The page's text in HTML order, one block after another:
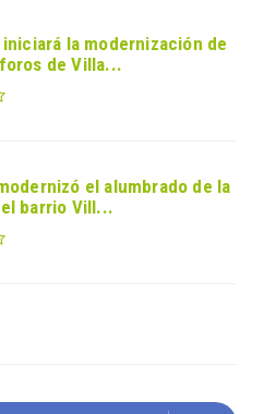
la modernización de
de Villa...
el alumbrado de la
barrio Vill...